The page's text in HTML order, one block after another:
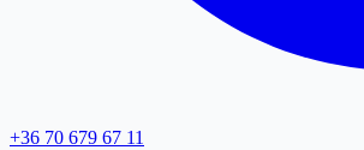
+36 70 679 67 11